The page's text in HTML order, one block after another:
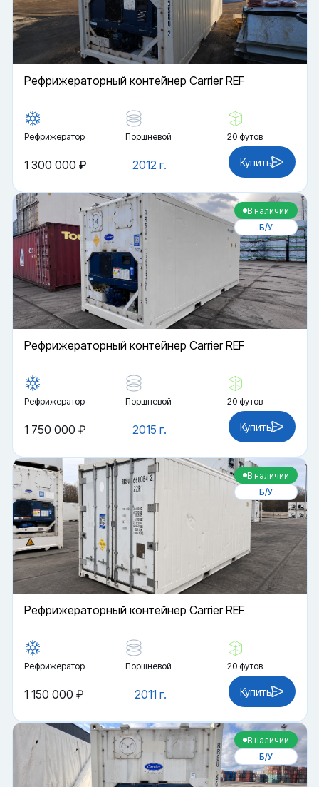
Рефрижераторный контейнер Carrier REF
Рефрижератор Поршневой 20 футов
2012 г.
1 300 000 ₽ Купить
В наличии
Б/У
Рефрижераторный контейнер Carrier REF
Рефрижератор Поршневой 20 футов
2015 г.
1 750 000 ₽ Купить
В наличии
Б/У
Рефрижераторный контейнер Carrier REF
Рефрижератор Поршневой 20 футов
2011 г.
1 150 000 ₽ Купить
В наличии
Б/У